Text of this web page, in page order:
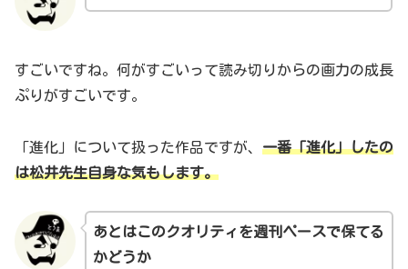
すごいですね。何がすごいって読み切りからの画力の成長
ぷりがすごいです。
「進化」について扱った作品ですが、 一番「進化」したの
は松井先生自身な気もします。
あとはこのクオリティを週刊ペースで保てる
かどうか